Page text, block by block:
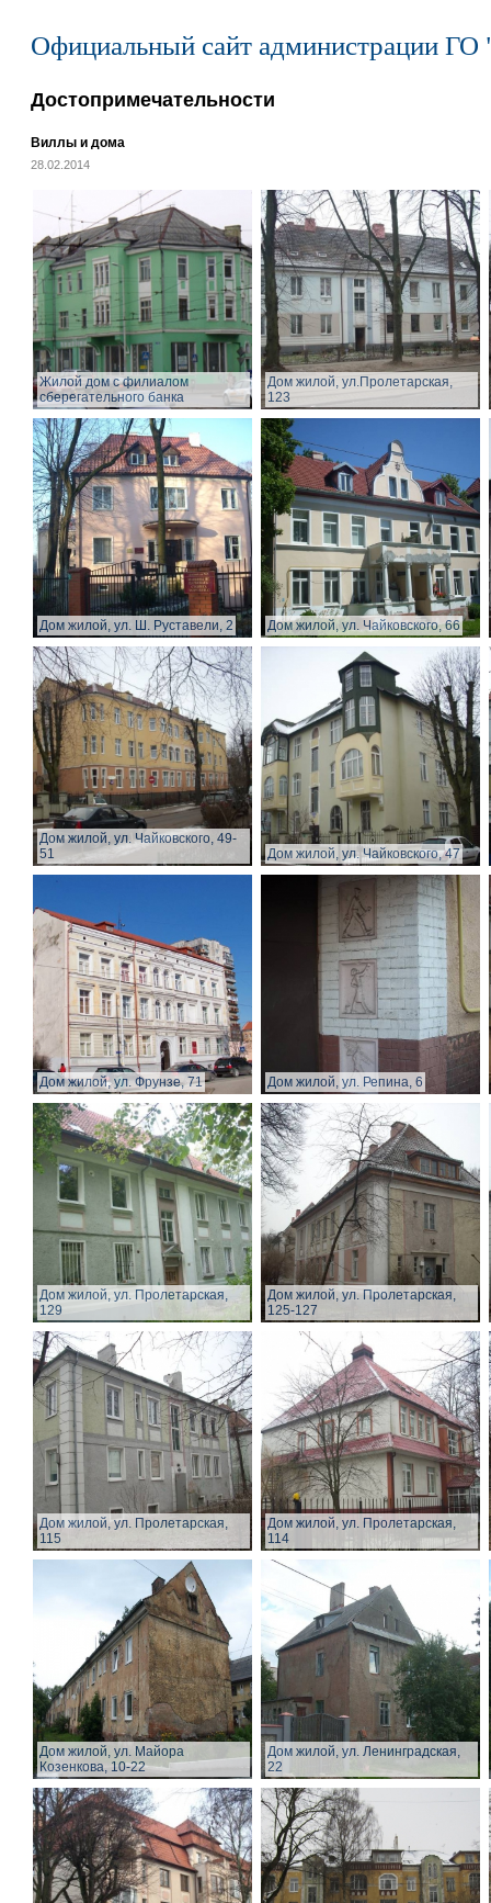
Официальный сайт администрации ГО
Достопримечательности
Виллы и дома
28.02.2014
Жилой дом с филиалом
сберегательного банка
Дом жилой, ул.Пролетарская,
123
Дом жилой, ул. Ш. Руставели, 2 Дом жилой, ул. Чайковского, 66
Дом жилой, ул. Чайковского, 49-
51
Дом жилой, ул. Чайковского, 47
Дом жилой, ул. Фрунзе, 71 Дом жилой, ул. Репина, 6
Дом жилой, ул. Пролетарская,
129
Дом жилой, ул. Пролетарская,
125-127
Дом жилой, ул. Пролетарская,
115
Дом жилой, ул. Пролетарская,
114
Дом жилой, ул. Майора
Козенкова, 10-22
Дом жилой, ул. Ленинградская,
22